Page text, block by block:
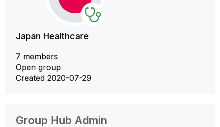
Japan Healthcare
7 members
Open group
Created 2020-07-29
Group Hub Admin